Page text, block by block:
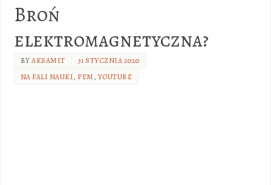
Broń
elektromagnetyczna?
BYAKSAMIT
31 STYCZNIA 2020
NA FALI NAUKI, PEM, YOUTUBE